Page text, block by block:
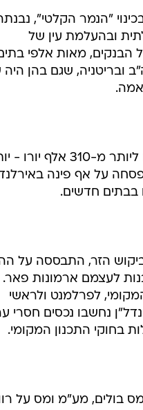
"הנמר הקלטי",
ובהעלמת עין של
הבנקים, מאות אלפי
בין 1992 ל-2006, בעוד שבארה"ב ובריטניה, שגם
בתוך עשור עלה מחירם הממוצע של הבתים באירלנד מ-75 אלף יורו ליותר מ-
המדהימה לא פסחה על אף פינה
בבתים חדשים.
הזר, התבססה על
לעצמם ארמונות פאר.
לפרלמנט ולראשי
נחשבו נכסים חסרי
בחוקי התכנון המקומי.
בולים, מע"מ ומס על